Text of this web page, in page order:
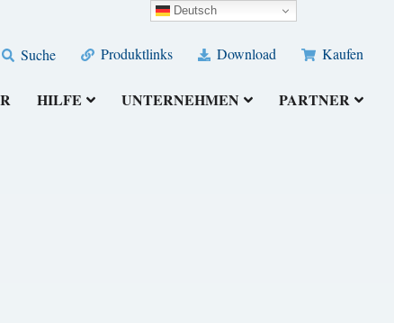
Suche Produktlinks Download Kaufen
HILFE UNTERNEHMEN PARTNER
Deutsch